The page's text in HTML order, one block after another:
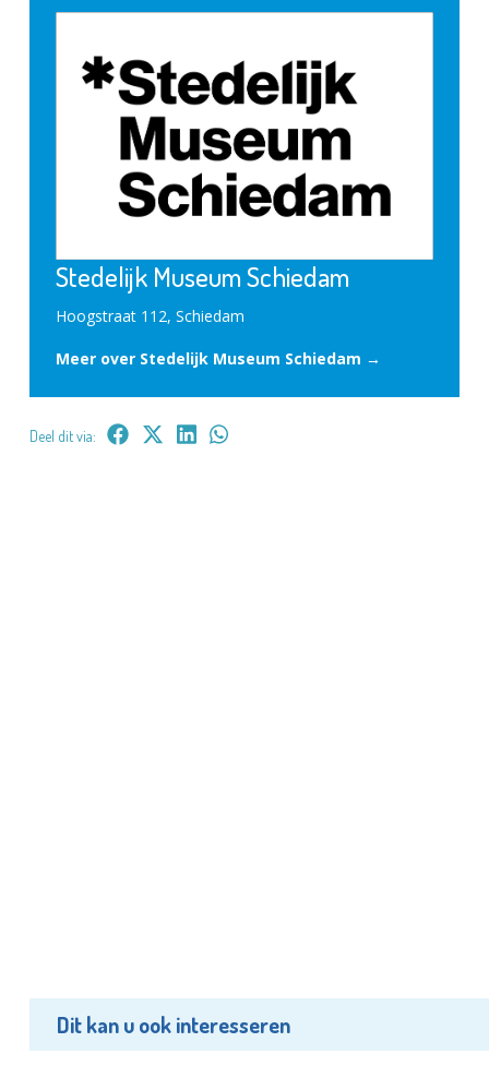
Stedelijk Museum Schiedam
Hoogstraat 112, Schiedam
Meer over Stedelijk Museum Schiedam →
Deel dit via:
Dit kan u ook interesseren